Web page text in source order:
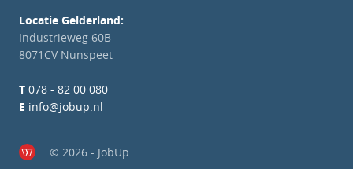
Locatie Gelderland:
Industrieweg 60B
8071CV Nunspeet
T 078 - 82 00 080
E info@jobup.nl
© 2026 - JobUp